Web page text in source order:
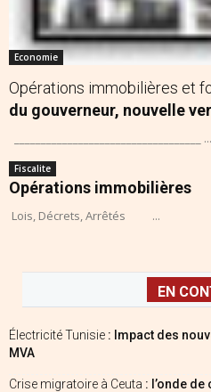
Economie
Opérations immobilières et
du gouverneur, nouvelle
___________________________________ ...
Fiscalite
Opérations immobilières
Lois, Décrets, Arrêtés ...
EN
Électricité Tunisie : Impact des
MVA
Crise migratoire à Ceuta : l’onde